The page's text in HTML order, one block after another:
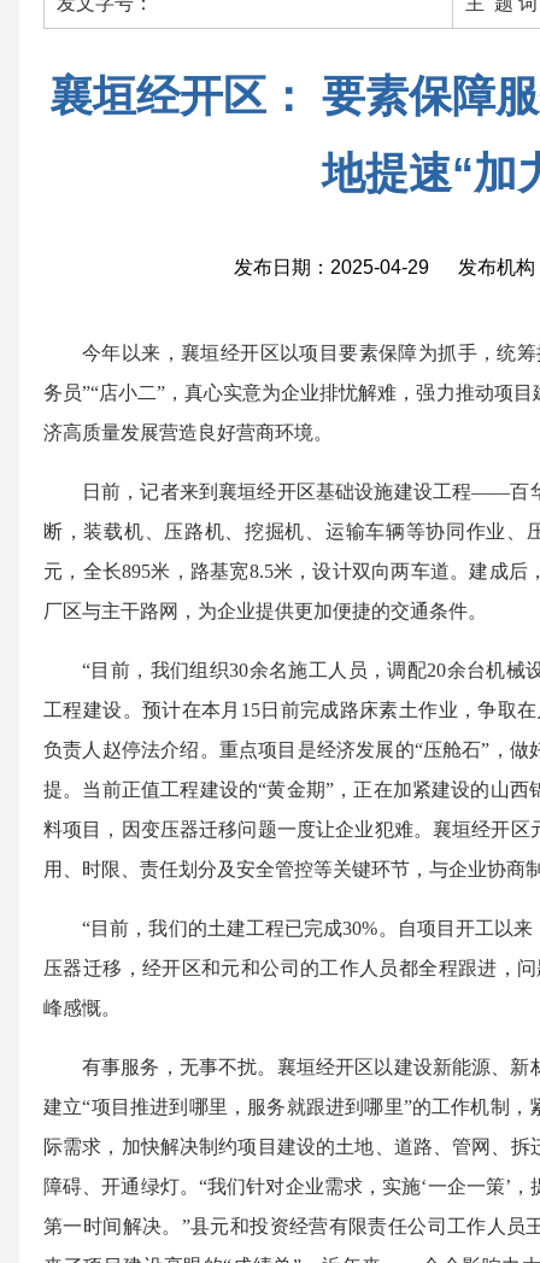
襄垣经开区： 要素保障
地提速“加
发布日期：2025-04-29 发布机构
今年以来，襄垣经开区以项目要素保障为抓手，统
务员”“店小二”，真心实意为企业排忧解难，强力推动项
济高质量发展营造良好营商环境。
日前，记者来到襄垣经开区基础设施建设工程——百
断，装载机、压路机、挖掘机、运输车辆等协同作业、
元，全长895米，路基宽8.5米，设计双向两车道。建成
厂区与主干路网，为企业提供更加便捷的交通条件。
“目前，我们组织30余名施工人员，调配20余台机械
工程建设。预计在本月15日前完成路床素土作业，争取
负责人赵停法介绍。重点项目是经济发展的“压舱石”，
提。当前正值工程建设的“黄金期”，正在加紧建设的山
料项目，因变压器迁移问题一度让企业犯难。襄垣经开
用、时限、责任划分及安全管控等关键环节，与企业协商
“目前，我们的土建工程已完成30%。自项目开工以
压器迁移，经开区和元和公司的工作人员都全程跟进，
峰感慨。
有事服务，无事不扰。襄垣经开区以建设新能源、
建立“项目推进到哪里，服务就跟进到哪里”的工作机制
际需求，加快解决制约项目建设的土地、道路、管网、
障碍、开通绿灯。“我们针对企业需求，实施‘一企一策’
第一时间解决。”县元和投资经营有限责任公司工作人员